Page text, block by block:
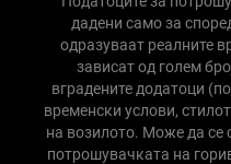
дадени само за
одразуваат реалните
зависат од голем
вградените додатоци
временски услови,
на возилото. Може да се
потрошувачката на